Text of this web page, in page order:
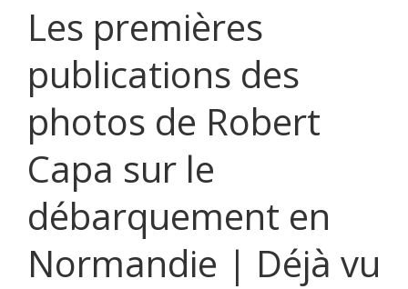
Les premières
publications des
photos de Robert
Capa sur le
débarquement en
Normandie | Déjà vu